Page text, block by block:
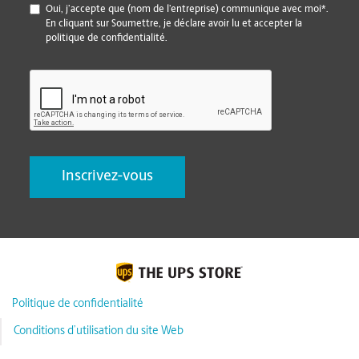
*
Oui, j’accepte que (nom de l’entreprise) communique avec moi*.
En cliquant sur Soumettre, je déclare avoir lu et accepter la
politique de confidentialité.
Politique de confidentialité
Conditions d’utilisation du site Web